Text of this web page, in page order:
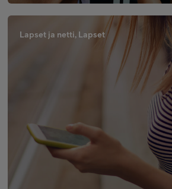
Lapset ja netti, Lapset